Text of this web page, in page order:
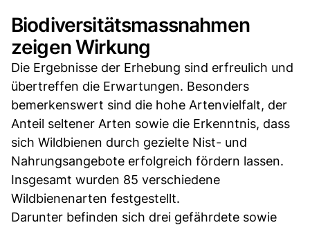
Biodiversitätsmassnahmen
zeigen Wirkung
Die Ergebnisse der Erhebung sind erfreulich und
übertreffen die Erwartungen. Besonders
bemerkenswert sind die hohe Artenvielfalt, der
Anteil seltener Arten sowie die Erkenntnis, dass
sich Wildbienen durch gezielte Nist- und
Nahrungsangebote erfolgreich fördern lassen.
Insgesamt wurden 85 verschiedene
Wildbienenarten festgestellt.
Darunter befinden sich drei gefährdete sowie